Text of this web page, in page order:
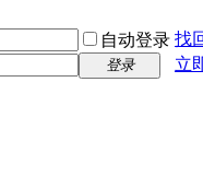
自动登录 找
登录
立